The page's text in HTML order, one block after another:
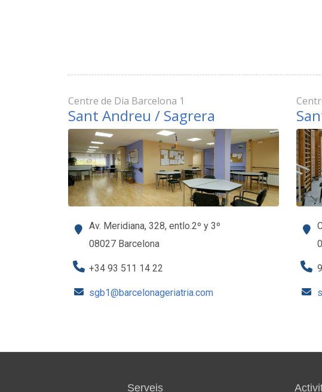
Centre de Dia Barcelona 1
Sant Andreu / Sagrera
Av. Meridiana, 328, entlo.2º y 3º
08027 Barcelona
+34 93 511 14 22
sgb1@barcelonageriatria.com
Serveis